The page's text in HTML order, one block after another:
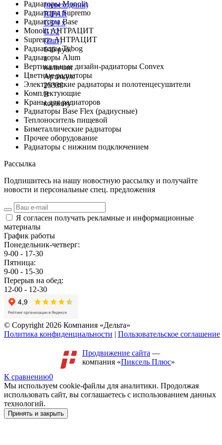
(переходник)
RIFAR
G3/4 х
G1/2
(2шт)
646 руб.
в
наличии
Артикул:
25338
В
корзину
Радиаторы Monolit
Радиаторы Supremo
Радиаторы Base
Monolit АНТРАЦИТ
Supremo АНТРАЦИТ
Радиаторы Tubog
Радиаторы Alum
Вертикальные дизайн-радиаторы Convex
Цветные радиаторы
Электрические радиаторы и полотенцесушители
Комплектующие
Краны для радиаторов
Радиаторы Base Flex (радиусные)
Теплоноситель пищевой
Биметаллические радиаторы
Прочее оборудование
Радиаторы с нижним подключением
Рассылка
Подпишитесь на нашу новостную рассылку и получайте
новости и персональные спец. предложения
Я согласен получать рекламные и информационные
материалы
График работы
Понедельник-четверг:
9-00 - 17-30
Пятница:
9-00 - 15-30
Перерыв на обед:
12-00 - 12-30
© Copyright 2026 Компания «Дельта»
Политика конфиденциальности | Пользовательское соглашение
Продвижение сайта —
компания «Пиксель Плюс»
К сравнению0
Мы используем cookie-файлы для аналитики. Продолжая
использовать сайт, вы соглашаетесь с использованием данных
технологий.
Принять и закрыть